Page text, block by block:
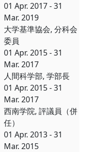
01 Apr. 2017 - 31
Mar. 2019
大学基準協会, 分科会
委員
01 Apr. 2015 - 31
Mar. 2017
人間科学部, 学部長
01 Apr. 2015 - 31
Mar. 2017
西南学院, 評議員（併
任）
01 Apr. 2013 - 31
Mar. 2015